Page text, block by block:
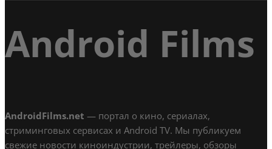
Android Films
AndroidFilms.net — портал о кино, сериалах,
стриминговых сервисах и Android TV. Мы публикуем
свежие новости киноиндустрии, трейлеры, обзоры